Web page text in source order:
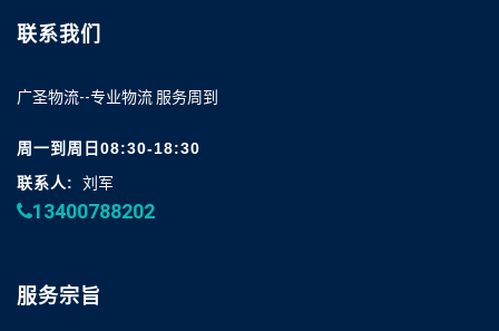
联系我们
广圣物流--专业物流 服务周到
周一到周日08:30-18:30
联系人:
刘军
13400788202
服务宗旨